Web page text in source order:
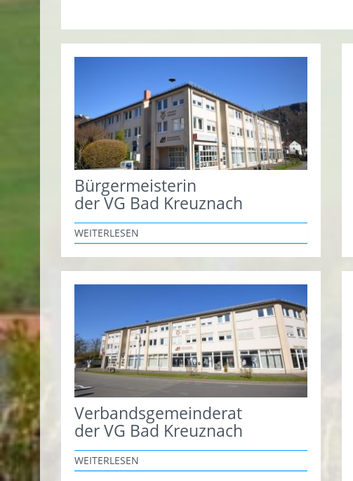
Bürgermeisterin
der VG Bad Kreuznach
WEITERLESEN
Verbandsgemeinderat
der VG Bad Kreuznach
WEITERLESEN